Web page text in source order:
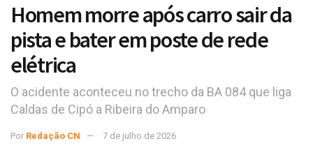
Homem morre após carro sair da
pista e bater em poste de rede
elétrica
O acidente aconteceu no trecho da BA 084 que liga
Caldas de Cipó a Ribeira do Amparo
Por Redação CN 7 de julho de 2026